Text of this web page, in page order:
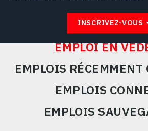
INSCRIVEZ-VOUS
EMPLOI EN
EMPLOIS RÉCEMMENT
EMPLOIS
EMPLOIS